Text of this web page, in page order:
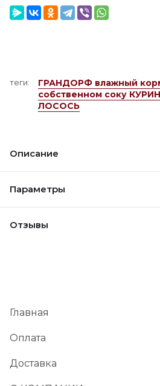
теги:
ГРАНДОРФ влажный
собственном соку
ЛОСОСЬ
Описание
Параметры
Отзывы
Главная
Оплата
Доставка